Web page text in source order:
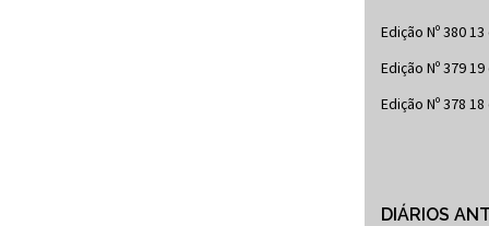
Edição Nº 38013
Edição Nº 37919
Edição Nº 378 18
DIÁRIOS